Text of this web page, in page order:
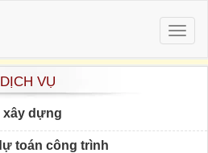
DỊCH VỤ
xây dựng
toán công trình